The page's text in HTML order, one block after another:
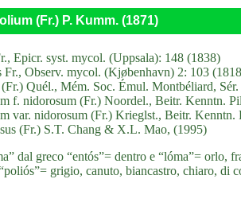
(Fr.) P. Kumm. (1871)
Epicr. syst. mycol. (Uppsala): 148 (1838)
Fr., Observ. mycol. (Kjøbenhavn) 2: 103
Quél., Mém. Soc. Émul. Montbéliard,
f. nidorosum (Fr.) Noordel., Beitr. Kenntn.
var. nidorosum (Fr.) Krieglst., Beitr. Kenntn.
(Fr.) S.T. Chang & X.L. Mao, (1995)
dal greco “entós”= dentro e “lóma”= orlo,
grigio, canuto, biancastro, chiaro, di